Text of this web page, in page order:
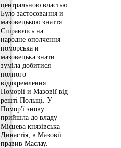
центральною властью
Було застосовання и
мазовецькою знаття.
Спіраючісь на
народне ополчення -
поморська и
мазовецька знати
зуміла добитися
полного
відокремлення
Поморії и Мазовії від
решті Польщі. У
Помор'ї знову
прийшла до владу
Місцева князівська
Династія, в Мазовії
правив Маслау.